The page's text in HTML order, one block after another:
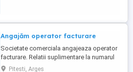
Angajăm operator facturare
Societate comerciala angajeaza operator
facturare. Relatii suplimentare la numarul
de telefon aferent anuntului, in intervalul
Pitesti, Arges